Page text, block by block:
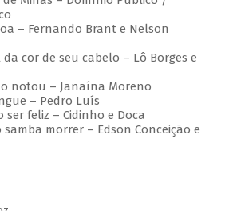
– Fernando Brant e Nelson
da cor de seu cabelo – Lô Borges e
notou – Janaína Moreno
– Pedro Luís
ser feliz – Cidinho e Doca
samba morrer – Edson Conceição e